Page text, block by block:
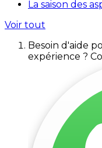
La saison des
Voir tout
Besoin d'aide
expérience ?